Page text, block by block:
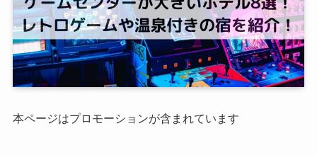
本ページはプロモーションが含まれています